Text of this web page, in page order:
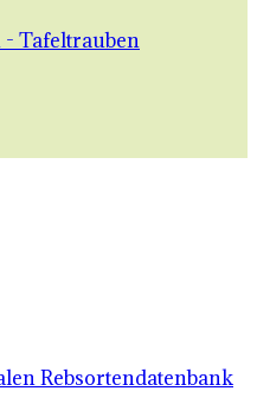
- Tafeltrauben
Rebsortendatenbank